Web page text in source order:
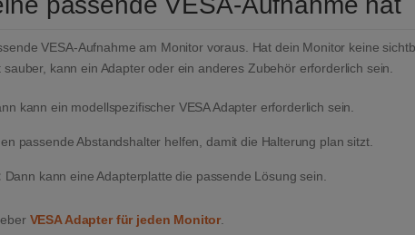
VESA-Aufnahme am Monitor voraus. Hat dein Monitor keine
kann ein Adapter oder ein anderes Zubehör erforderlich sein.
kann ein modellspezifischer VESA Adapter erforderlich sein.
passende Abstandshalter helfen, damit die Halterung plan sitzt.
Dann kann eine Adapterplatte die passende Lösung sein.
VESA Adapter für jeden Monitor.